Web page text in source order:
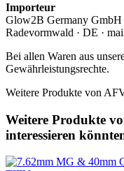
Importeur
Glow2B Germany GmbH
Radevormwald · DE ·
Bei allen Waren aus
Gewährleistungsrechte.
Weitere Produkte von
Weitere Produkte
interessieren